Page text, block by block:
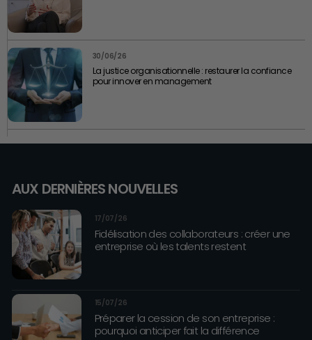
30/06/26
La justice organisationnelle : restaurer la confiance
pour innover en management
AUX DERNIÈRES NOUVELLES
17/07/26
Fidélisation des collaborateurs : créer une
entreprise où les talents restent
15/07/26
Préparer la cession de son entreprise :
pourquoi anticiper fait la différence